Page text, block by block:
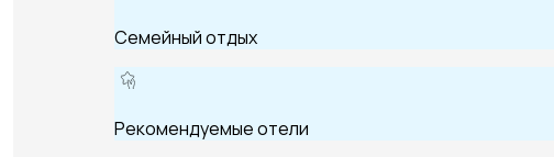
Семейный отдых
Рекомендуемые отели